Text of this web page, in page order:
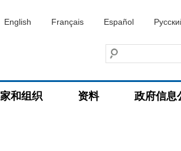
English Français Español
和组织 资料 政府信息